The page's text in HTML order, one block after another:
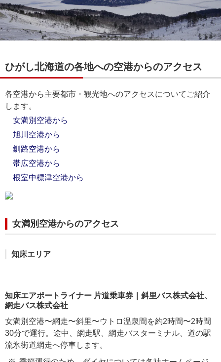
ひがし北海道の各地への空港からのアクセス
各空港から主要都市・観光地へのアクセスについてご紹介
します。
女満別空港から
旭川空港から
釧路空港から
帯広空港から
根室中標津空港から
女満別空港からのアクセス
知床エリア
知床エアポートライナー 片道乗車券｜斜里バス株式会社、
網走バス株式会社
女満別空港〜網走〜斜里〜ウトロ温泉間を約2時間〜2時間
30分で運行。途中、網走駅、網走バスターミナル、道の駅
流氷街道網走へ停車します。